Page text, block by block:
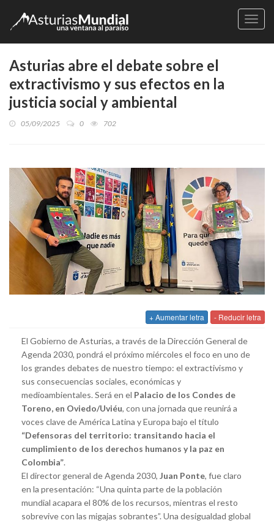
Asturias abre el debate sobre el
extractivismo y sus efectos en la
justicia social y ambiental
05/09/2025 0 702
+ Aumentar letra - Reducir letra
El Gobierno de Asturias, a través de la Dirección General de
Agenda 2030, pondrá el próximo miércoles el foco en uno de
los grandes debates de nuestro tiempo: el extractivismo y
sus consecuencias sociales, económicas y
medioambientales. Será en el Palacio de los Condes de
Toreno, en Oviedo/Uviéu, con una jornada que reunirá a
voces clave de América Latina y Europa bajo el título
“Defensoras del territorio: transitando hacia el
cumplimiento de los derechos humanos y la paz en
Colombia”.
El director general de Agenda 2030, Juan Ponte, fue claro
en la presentación: “Una quinta parte de la población
mundial acapara el 80% de los recursos, mientras el resto
sobrevive con las migajas sobrantes”. Una desigualdad global